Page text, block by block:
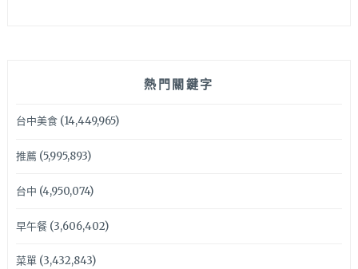
熱門關鍵字
台中美食(14,449,965)
推薦(5,995,893)
台中 (4,950,074)
早午餐(3,606,402)
菜單(3,432,843)